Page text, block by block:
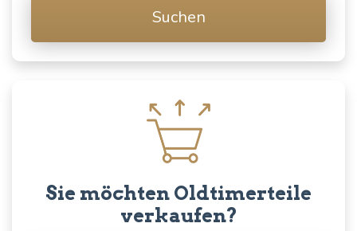
Suchen
Sie möchten Oldtimerteile
verkaufen?